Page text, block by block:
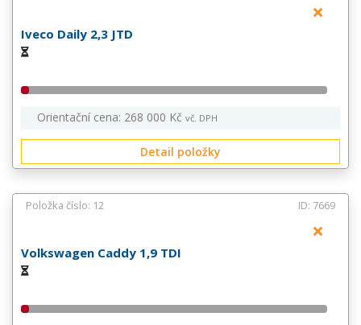
Iveco Daily 2,3 JTD
Orientační cena: 268 000 Kč vč. DPH
Detail položky
Položka číslo: 12 ID: 7669
Volkswagen Caddy 1,9 TDI